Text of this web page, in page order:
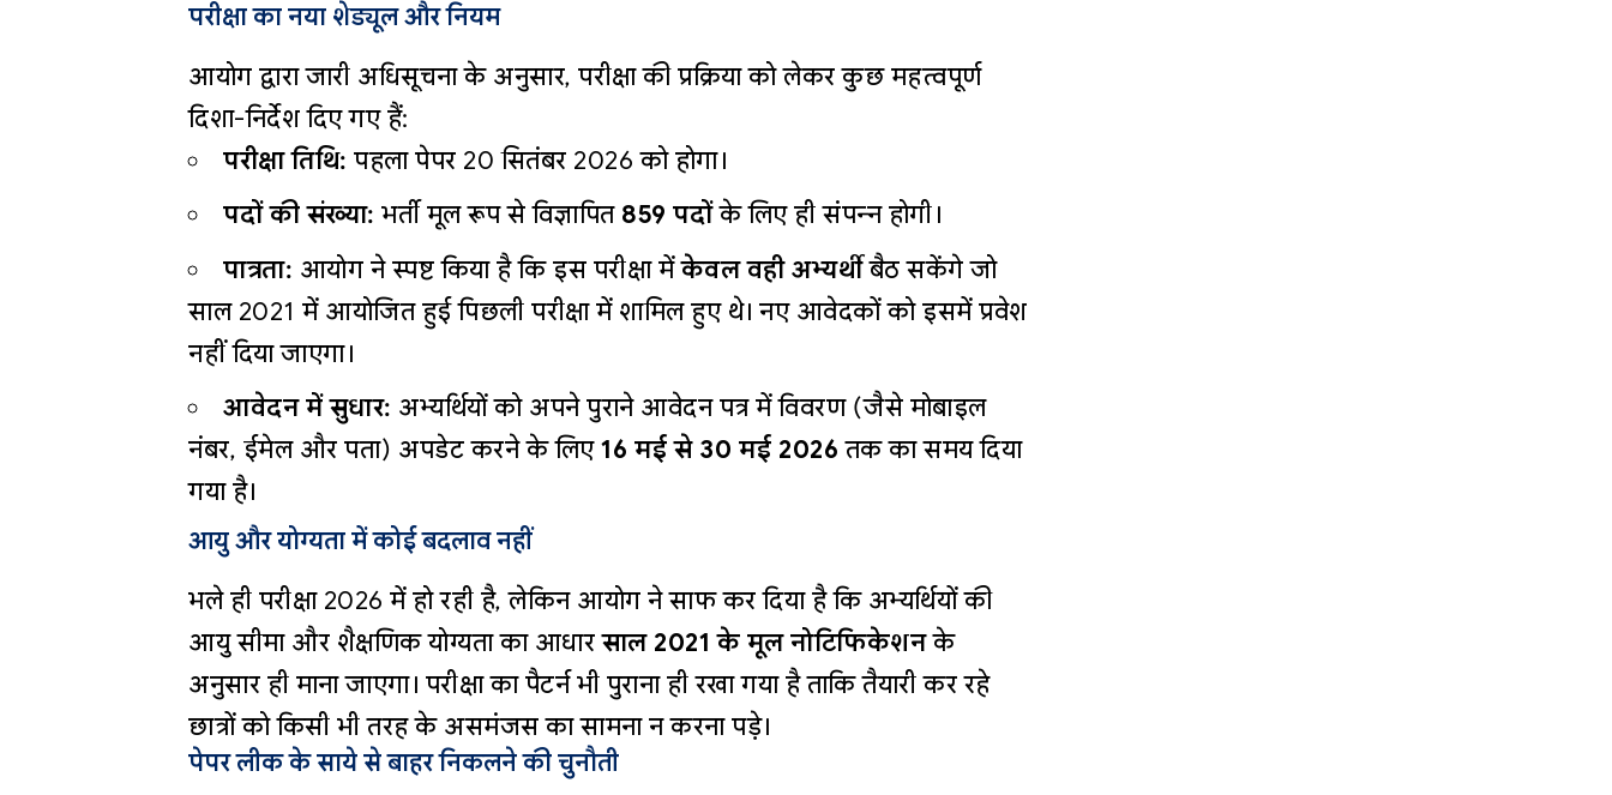
परीक्षा का नया शेड्यूल और नियम
आयोग द्वारा जारी अधिसूचना के अनुसार, परीक्षा की प्रक्रिया को लेकर कुछ महत्वपूर्ण
दिशा-निर्देश दिए गए हैं:
परीक्षा तिथि: पहला पेपर 20 सितंबर 2026 को होगा।
पदों की संख्या: भर्ती मूल रूप से विज्ञापित 859 पदोंके लिए ही संपन्न होगी।
पात्रता: आयोग ने स्पष्ट किया है कि इस परीक्षा मेंकेवल वही अभ्यर्थीबैठ सकेंगे जो
साल 2021 में आयोजित हुई पिछली परीक्षा में शामिल हुए थे। नए आवेदकों को इसमें प्रवेश
नहीं दिया जाएगा।
आवेदन में सुधार: अभ्यर्थियों को अपने पुराने आवेदन पत्र में विवरण (जैसे मोबाइल
नंबर, ईमेल और पता) अपडेट करने के लिए16 मई से 30 मई 2026 तक का समय दिया
गया है।
आयु और योग्यता में कोई बदलाव नहीं
भले ही परीक्षा 2026 में हो रही है, लेकिन आयोग ने साफ कर दिया है कि अभ्यर्थियों की
आयु सीमा और शैक्षणिक योग्यता का आधारसाल 2021 के मूल नोटिफिकेशनके
अनुसार ही माना जाएगा। परीक्षा का पैटर्न भी पुराना ही रखा गया है ताकि तैयारी कर रहे
छात्रों को किसी भी तरह के असमंजस का सामना न करना पड़े।
पेपर लीक के साये से बाहर निकलने की चुनौती